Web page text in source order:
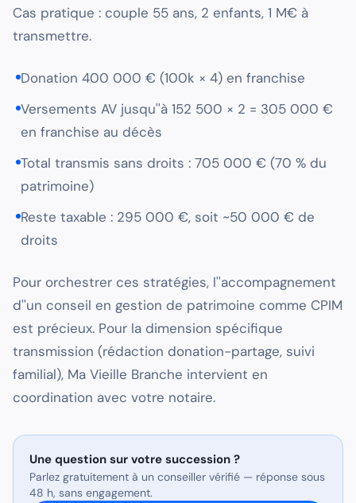
Cas pratique : couple 55 ans, 2 enfants, 1 M€ à
transmettre.
Donation 400 000 € (100k × 4) en franchise
Versements AV jusqu''à 152 500 × 2 = 305 000 €
en franchise au décès
Total transmis sans droits : 705 000 € (70 % du
patrimoine)
Reste taxable : 295 000 €, soit ~50 000 € de
droits
Pour orchestrer ces stratégies, l''accompagnement
d''un conseil en gestion de patrimoine comme CPIM
est précieux. Pour la dimension spécifique
transmission (rédaction donation-partage, suivi
familial), Ma Vieille Branche intervient en
coordination avec votre notaire.
Une question sur votre succession ?
Parlez gratuitement à un conseiller vérifié — réponse sous
48 h, sans engagement.